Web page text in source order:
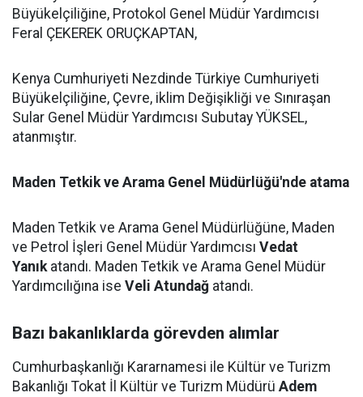
Büyükelçiliğine, Protokol Genel Müdür Yardımcısı
Feral ÇEKEREK ORUÇKAPTAN,
Kenya Cumhuriyeti Nezdinde Türkiye Cumhuriyeti
Büyükelçiliğine, Çevre, iklim Değişikliği ve Sınıraşan
Sular Genel Müdür Yardımcısı Subutay YÜKSEL,
atanmıştır.
Maden Tetkik ve Arama Genel Müdürlüğü'nde atama
Maden Tetkik ve Arama Genel Müdürlüğüne, Maden
ve Petrol İşleri Genel Müdür Yardımcısı Vedat
Yanıkatandı. Maden Tetkik ve Arama Genel Müdür
Yardımcılığına ise Veli Atundağ atandı.
Bazı bakanlıklarda görevden alımlar
Cumhurbaşkanlığı Kararnamesi ile Kültür ve Turizm
Bakanlığı Tokat İl Kültür ve Turizm Müdürü Adem